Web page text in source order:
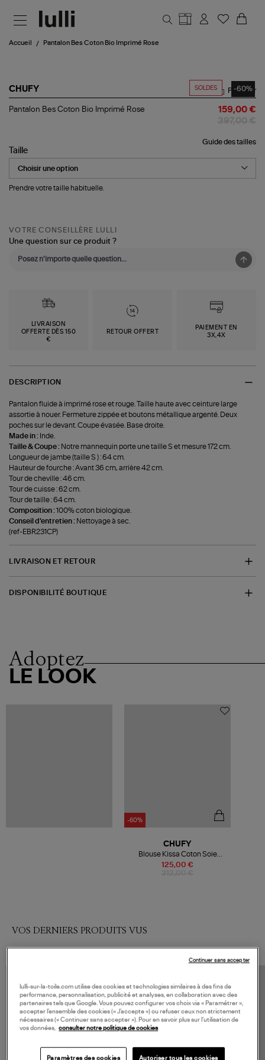
Accueil Pantalon Bes Coton Bio Imprimé Rose
SOLDES -60%
CHUFY
Pantalon
Imprimé
Rose
Partager
Pantalon Bes Coton Bio Imprimé Rose 159,00 €
Guide des tailles
Taille
Prendre votre taille habituelle.
VOTRE CONSEILLÈRE LULLI
Une question sur ce produit ?
LIVRAISON
OFFERTE DÈS 150
€
RETOUR OFFERT
PAIEMENT EN
3X,4X
DESCRIPTION
Pantalon fluide à imprimé rose et rouge. Taille haute avec ceinture large
assortie à nouer. Fermeture zippée et boutons métallique argenté. Deux
poches sur le devant. Coupe évasée. Base droite.
Made in : Inde.
Taille & Coupe : Notre mannequin porte une taille S et mesure 172 cm.
Longueur de jambe (taille S ) : 64 cm.
Hauteur de fourche : Avant 36 cm, arrière 42 cm.
Tour de cheville : 46 cm.
Tour de cuisse : 62 cm.
Tour de taille : 64 cm.
Composition :100% coton biologique.
Conseil d'entretien : Nettoyage à sec.
(ref-EBR231CP)
LIVRAISON ET RETOUR
DISPONIBILITÉ BOUTIQUE
Adoptez
LE LOOK
-60%
125,00 €
CHUFY
Blouse Kissa Coton Soie
Imprimé Rose
VOS DERNIERS PRODUITS VUS
lulli-sur-la-toile.com utilise des cookies et technologies similaires à des fins de
performance, personnalisation, publicité et analyses, en collaboration avec des
partenaires tels que Google. Vous pouvez configurer vos choix via « Paramétrer »,
accepter l’ensemble des cookies (« J’accepte ») ou refuser ceux non strictement
nécessaires (« Continuer sans accepter »). Pour en savoir plus sur l’utilisation de
vos données, consulter notre politique de cookies
Paramètres des cookies Autoriser tous les cookies
Continuer sans accepter